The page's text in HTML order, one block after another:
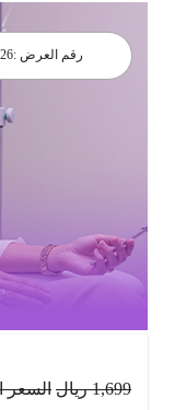
رقم العرض : 83426
1,699 ريال السعر